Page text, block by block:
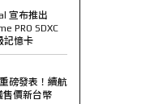
宣布推出
PRO SDXC
記憶卡
磅發表！續航
售價新台幣